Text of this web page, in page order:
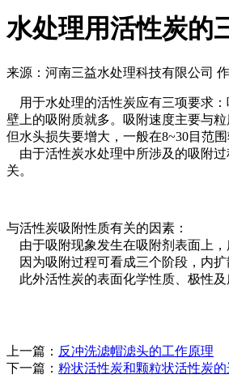
水处理用活性炭的
来源：河南三益水处理科技有限公司
用于水处理的活性炭应有三项要求：
壁上的吸附质就多。吸附速度主要与
但水头损失要增大，一般在8~30目范
由于活性炭水处理中所涉及的吸附过
关。
与活性炭吸附性质有关的因素：
由于吸附现象发生在吸附剂表面上，
因为吸附过程可看成三个阶段，内扩
此外活性炭的表面化学性质、极性及
上一篇： 反冲洗滤帽滤头的工作原理
下一篇： 粉状活性炭和颗粒状活性炭